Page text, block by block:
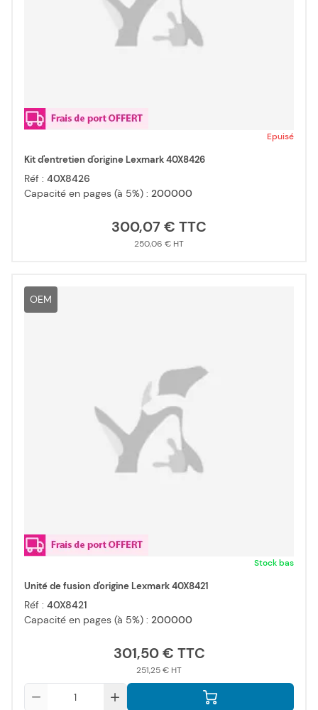
Epuisé
Kit d'entretien d'origine Lexmark 40X8426
Réf : 40X8426
Capacité en pages (à 5%) : 200000
300,07 €
250,06 €
OEM
Stock bas
Unité de fusion d'origine Lexmark 40X8421
Réf : 40X8421
Capacité en pages (à 5%) : 200000
301,50 €
251,25 €